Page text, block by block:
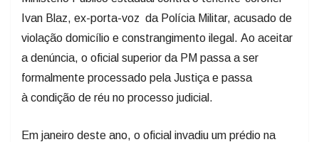
Ivan Blaz, ex-porta-voz da Polícia Militar, acusado de
violação domicílio e constrangimento ilegal. Ao aceitar
a denúncia, o oficial superior da PM passa a ser
formalmente processado pela Justiça e passa
à condição de réu no processo judicial.
Em janeiro deste ano, o oficial invadiu um prédio na